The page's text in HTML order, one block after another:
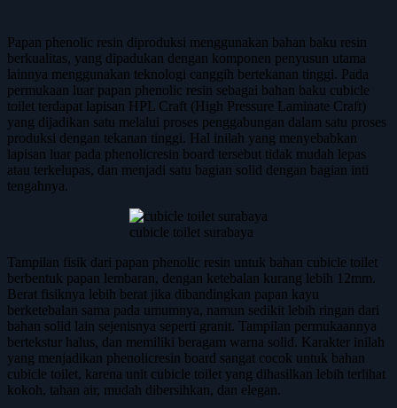
Papan phenolic resin diproduksi menggunakan bahan baku resin
berkualitas, yang dipadukan dengan komponen penyusun utama
lainnya menggunakan teknologi canggih bertekanan tinggi. Pada
permukaan luar papan phenolic resin sebagai bahan baku cubicle
toilet terdapat lapisan HPL Craft (High Pressure Laminate Craft)
yang dijadikan satu melalui proses penggabungan dalam satu proses
produksi dengan tekanan tinggi. Hal inilah yang menyebabkan
lapisan luar pada phenolicresin board tersebut tidak mudah lepas
atau terkelupas, dan menjadi satu bagian solid dengan bagian inti
tengahnya.
cubicle toilet surabaya
Tampilan fisik dari papan phenolic resin untuk bahan cubicle toilet
berbentuk papan lembaran, dengan ketebalan kurang lebih 12mm.
Berat fisiknya lebih berat jika dibandingkan papan kayu
berketebalan sama pada umumnya, namun sedikit lebih ringan dari
bahan solid lain sejenisnya seperti granit. Tampilan permukaannya
bertekstur halus, dan memiliki beragam warna solid. Karakter inilah
yang menjadikan phenolicresin board sangat cocok untuk bahan
cubicle toilet, karena unit cubicle toilet yang dihasilkan lebih terlihat
kokoh, tahan air, mudah dibersihkan, dan elegan.